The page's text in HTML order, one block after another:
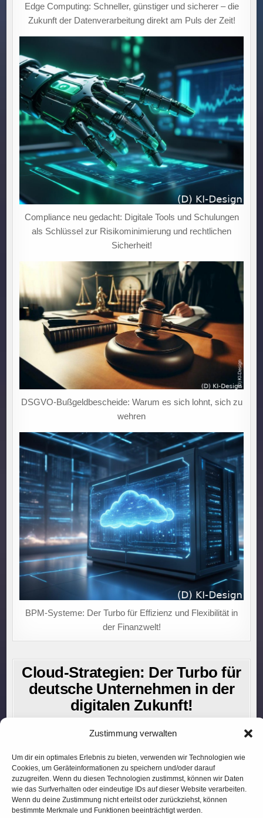
Zustimmung verwalten
Um dir ein optimales Erlebnis zu bieten, verwenden wir Technologien wie
Cookies, um Geräteinformationen zu speichern und/oder darauf
zuzugreifen. Wenn du diesen Technologien zustimmst, können wir Daten
wie das Surfverhalten oder eindeutige IDs auf dieser Website verarbeiten.
Wenn du deine Zustimmung nicht erteilst oder zurückziehst, können
bestimmte Merkmale und Funktionen beeinträchtigt werden.
Edge Computing: Schneller, günstiger und sicherer – die
Zukunft der Datenverarbeitung direkt am Puls der Zeit!
Compliance neu gedacht: Digitale Tools und Schulungen
als Schlüssel zur Risikominimierung und rechtlichen
Sicherheit!
DSGVO-Bußgeldbescheide: Warum es sich lohnt, sich zu
wehren
BPM-Systeme: Der Turbo für Effizienz und Flexibilität in
der Finanzwelt!
Cloud-Strategien: Der Turbo für
deutsche Unternehmen in der
digitalen Zukunft!